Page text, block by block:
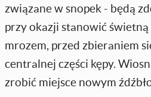
związane w snopek - będą
przy okazji stanowić
mrozem, przed zbieraniem
centralnej części kępy.
zrobić miejsce nowym